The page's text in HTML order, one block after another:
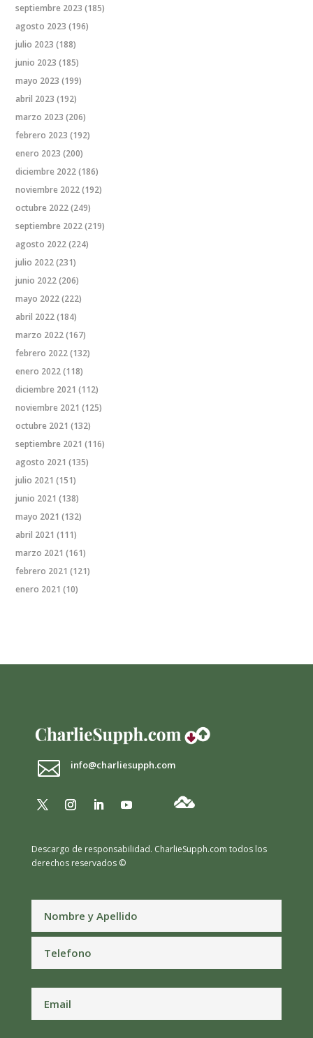
septiembre 2023 (185)
agosto 2023 (196)
julio 2023 (188)
junio 2023 (185)
mayo 2023 (199)
abril 2023 (192)
marzo 2023 (206)
febrero 2023 (192)
enero 2023 (200)
diciembre 2022(186)
noviembre 2022(192)
octubre 2022(249)
septiembre 2022(219)
agosto 2022(224)
julio 2022(231)
junio 2022(206)
mayo 2022(222)
abril 2022(184)
marzo 2022(167)
febrero 2022(132)
enero 2022(118)
diciembre 2021 (112)
noviembre 2021 (125)
octubre 2021 (132)
septiembre 2021 (116)
agosto 2021 (135)
julio 2021 (151)
junio 2021 (138)
mayo 2021 (132)
abril 2021 (111)
marzo 2021 (161)
febrero 2021 (121)
enero 2021 (10)
 info@charliesupph.com
Descargo de responsabilidad. CharlieSupph.com todos los
derechos reservados ©